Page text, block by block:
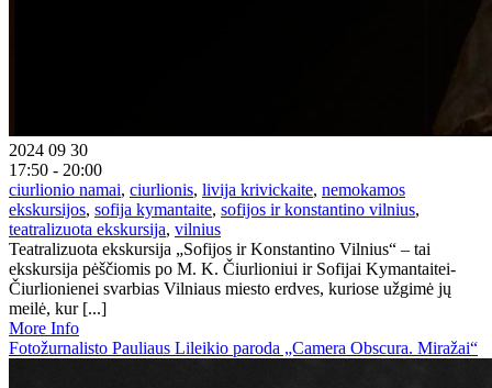
2024 09 30
17:50 - 20:00
ciurlionio namai, ciurlionis, livija krivickaite, nemokamos
ekskursijos, sofija kymantaite, sofijos ir konstantino vilnius,
teatralizuota ekskursija, vilnius
Teatralizuota ekskursija „Sofijos ir Konstantino Vilnius“ – tai
ekskursija pėščiomis po M. K. Čiurlioniui ir Sofijai Kymantaitei-
Čiurlionienei svarbias Vilniaus miesto erdves, kuriose užgimė jų
meilė, kur [...]
More Info
Fotožurnalisto Pauliaus Lileikio paroda „Camera Obscura. Miražai“